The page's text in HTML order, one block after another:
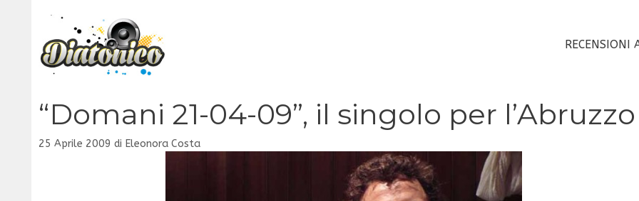
contenuto
RECENSIONI
“Domani 21-04-09”, il singolo per l’Abruzzo
25 Aprile 2009 di Eleonora Costa